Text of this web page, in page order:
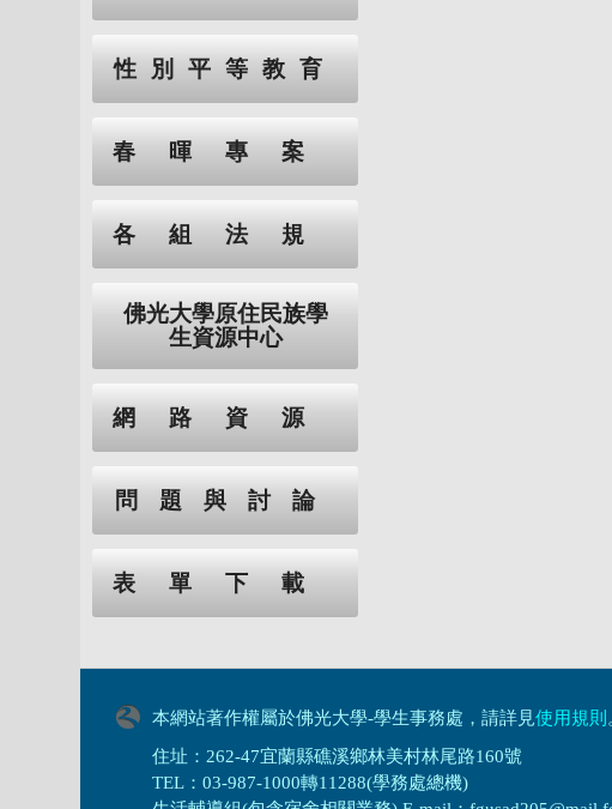
性別平等教育
春暉專案
各組法規
佛光大學原住民族學
生資源中心
網路資源
問題與討論
表單下載
本網站著作權屬於佛光大學-學生事務處，請詳見使用規則
住址：262-47宜蘭縣礁溪鄉林美村林尾路160號
TEL：03-987-1000轉11288(學務處總機)